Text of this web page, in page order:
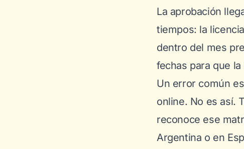
La aprobación
tiempos: la
dentro del mes
fechas para que
Un error común
online. No es así.
reconoce ese
Argentina o en